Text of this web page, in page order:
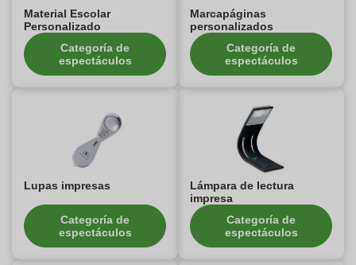
Material Escolar
Personalizado
Categoría de
espectáculos
Marcapáginas
personalizados
Categoría de
espectáculos
Lupas impresas
Categoría de
espectáculos
Lámpara de lectura
impresa
Categoría de
espectáculos